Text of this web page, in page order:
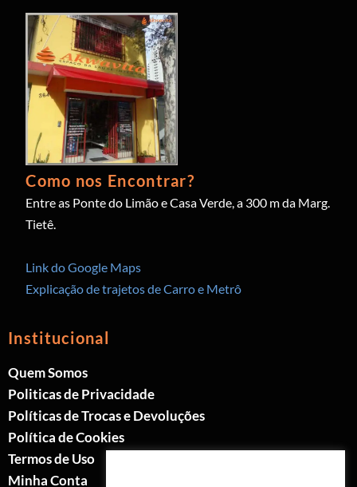
Como nos Encontrar?
Entre as Ponte do Limão e Casa Verde, a 300 m da Marg.
Tietê.
Link do Google Maps
Explicação de trajetos de Carro e Metrô
Institucional
Quem Somos
Politicas de Privacidade
Políticas de Trocas e Devoluções
Política de Cookies
Termos de Uso
Minha Conta